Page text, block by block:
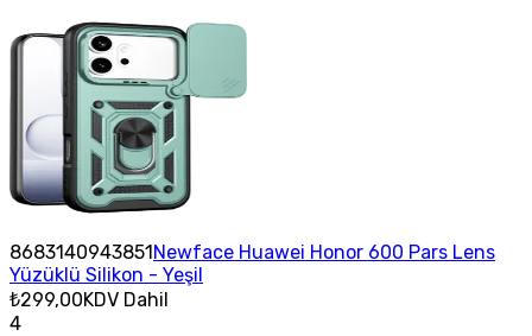
8683140943851Newface Huawei Honor 600 Pars Lens
Yüzüklü Silikon - Yeşil
₺299,00KDV Dahil
4